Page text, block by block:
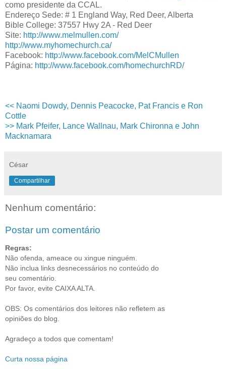
como presidente da CCAL.
Endereço Sede: # 1 England Way, Red Deer, Alberta
Bible College: 37557 Hwy 2A - Red Deer
Site: http://www.melmullen.com/
http://www.myhomechurch.ca/
Facebook: http://www.facebook.com/MelCMullen
Página: http://www.facebook.com/homechurchRD/
<< Naomi Dowdy, Dennis Peacocke, Pat Francis e Ron
Cottle
>> Mark Pfeifer, Lance Wallnau, Mark Chironna e John
Macknamara
César
Compartilhar
Nenhum comentário:
Postar um comentário
Regras:
Não ofenda, ameace ou xingue ninguém.
Não inclua links desnecessários no conteúdo do
seu comentário.
Por favor, evite CAIXA ALTA.
OBS: Os comentários dos leitores não refletem as
opiniões do blog.
Agradeço a todos que comentam!
Curta nossa página